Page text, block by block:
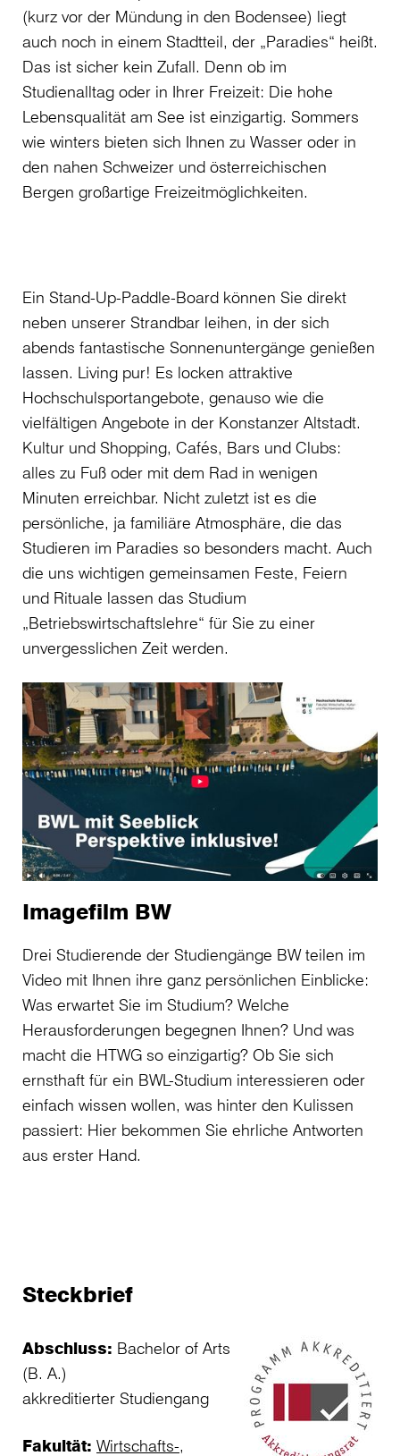
(kurz vor der Mündung in den Bodensee) liegt
auch noch in einem Stadtteil, der „Paradies“ heißt.
Das ist sicher kein Zufall. Denn ob im
Studienalltag oder in Ihrer Freizeit: Die hohe
Lebensqualität am See ist einzigartig. Sommers
wie winters bieten sich Ihnen zu Wasser oder in
den nahen Schweizer und österreichischen
Bergen großartige Freizeitmöglichkeiten.
Ein Stand-Up-Paddle-Board können Sie direkt
neben unserer Strandbar leihen, in der sich
abends fantastische Sonnenuntergänge genießen
lassen. Living pur! Es locken attraktive
Hochschulsportangebote, genauso wie die
vielfältigen Angebote in der Konstanzer Altstadt.
Kultur und Shopping, Cafés, Bars und Clubs:
alles zu Fuß oder mit dem Rad in wenigen
Minuten erreichbar. Nicht zuletzt ist es die
persönliche, ja familiäre Atmosphäre, die das
Studieren im Paradies so besonders macht. Auch
die uns wichtigen gemeinsamen Feste, Feiern
und Rituale lassen das Studium
„Betriebswirtschaftslehre“ für Sie zu einer
unvergesslichen Zeit werden.
Imagefilm BW
Drei Studierende der Studiengänge BW teilen im
Video mit Ihnen ihre ganz persönlichen Einblicke:
Was erwartet Sie im Studium? Welche
Herausforderungen begegnen Ihnen? Und was
macht die HTWG so einzigartig? Ob Sie sich
ernsthaft für ein BWL-Studium interessieren oder
einfach wissen wollen, was hinter den Kulissen
passiert: Hier bekommen Sie ehrliche Antworten
aus erster Hand.
Steckbrief
Abschluss: Bachelor of Arts
(B. A.)
akkreditierter Studiengang
Fakultät: Wirtschafts-,